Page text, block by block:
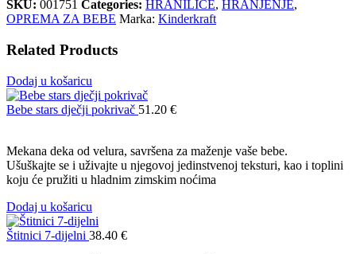
SKU: 001751 Categories: HRANILICE, HRANJENJE,
OPREMA ZA BEBE Marka: Kinderkraft
Related Products
Dodaj u košaricu
Bebe stars dječji pokrivač 51.20 €
Mekana deka od velura, savršena za maženje vaše bebe.
Ušuškajte se i uživajte u njegovoj jedinstvenoj teksturi, kao i toplini
koju će pružiti u hladnim zimskim noćima
Dodaj u košaricu
Štitnici 7-dijelni 38.40 €